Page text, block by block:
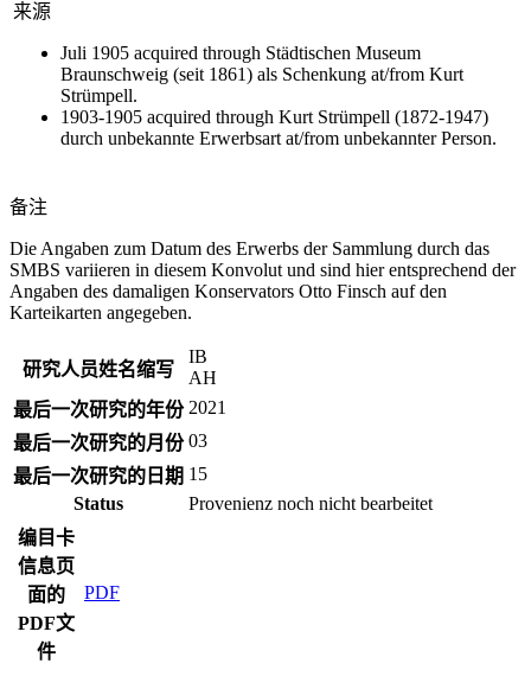
来源
Juli 1905 acquired through Städtischen Museum
Braunschweig (seit 1861) als Schenkung at/from Kurt
Strümpell.
1903-1905 acquired through Kurt Strümpell (1872-1947)
durch unbekannte Erwerbsart at/from unbekannter Person.
备注
Die Angaben zum Datum des Erwerbs der Sammlung durch das
SMBS variieren in diesem Konvolut und sind hier entsprechend der
Angaben des damaligen Konservators Otto Finsch auf den
Karteikarten angegeben.
研究人员姓名缩写
IB
AH
最后一次研究的年份 2021
最后一次研究的月份 03
最后一次研究的日期 15
Status
Provenienz noch nicht bearbeitet
编目卡
信息页
面的
PDF文
件
PDF